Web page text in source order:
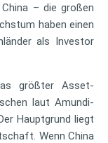
China – die großen
haben einen
als Investor
größter Asset-
laut Amundi-
Hauptgrund liegt
Wenn China